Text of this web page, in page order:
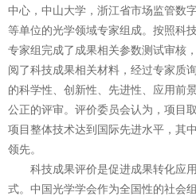
中心 ， 中山大学 ， 浙江省市场监管数
等单位的光学领域专家组成。按照科
专家组完成了成果相关参数测试审核
阅了科技成果相关材料，经过专家质
的科学性、创新性、先进性、应用前
公正的评审。评价委员会认为， 项目
项目整体技术达到国际先进水平，其
领先。
科技成果评价是促进成果转化应
式。中国光学学会作为全国性的社会